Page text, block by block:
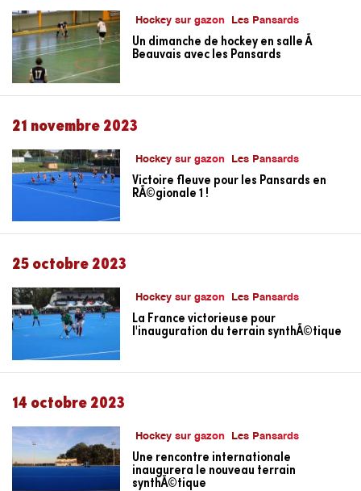
Hockey sur gazon Les Pansards
Un dimanche de hockey en salle Ã
Beauvais avec les Pansards
21 novembre 2023
Hockey sur gazon Les Pansards
Victoire fleuve pour les Pansards en
RÃ©gionale 1 !
25 octobre 2023
Hockey sur gazon Les Pansards
La France victorieuse pour
l'inauguration du terrain synthÃ©tique
14 octobre 2023
Hockey sur gazon Les Pansards
Une rencontre internationale
inaugurera le nouveau terrain
synthÃ©tique